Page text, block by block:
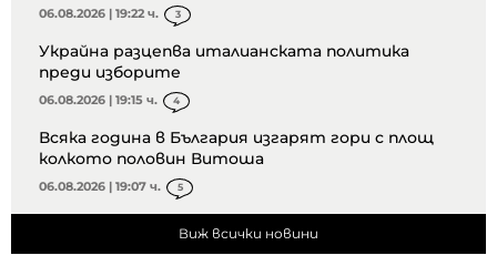
06.08.2026 | 19:22 ч. 3
Украйна разцепва италианската политика
преди изборите
06.08.2026 | 19:15 ч. 4
Всяка година в България изгарят гори с площ
колкото половин Витоша
06.08.2026 | 19:07 ч. 5
Виж всички новини